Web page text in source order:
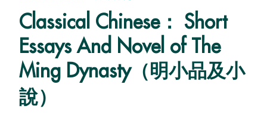
Classical Chinese： Short
Essays And Novel of The
Ming Dynasty（明小品及小
說）